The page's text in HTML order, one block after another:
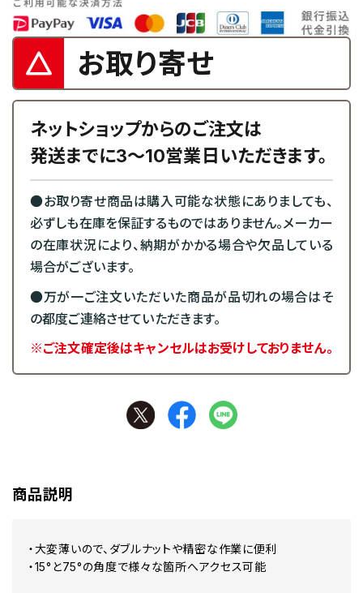
お取り寄せ
ネットショップからのご注文は
発送までに3～10営業日いただきます。
●お取り寄せ商品は購入可能な状態にありましても、
必ずしも在庫を保証するものではありません。メーカー
の在庫状況により、納期がかかる場合や欠品している
場合がございます。
●万が一ご注文いただいた商品が品切れの場合はそ
の都度ご連絡させていただきます。
※ご注文確定後はキャンセルはお受けしておりません。
商品説明
・大変薄いので、ダブルナットや精密な作業に便利
・15°と75°の角度で様々な箇所へアクセス可能